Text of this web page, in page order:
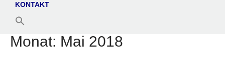
KONTAKT
Monat: Mai 2018